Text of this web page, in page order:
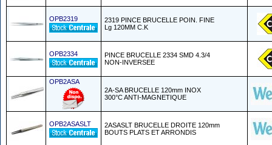
OPB2319
2319 PINCE BRUCELLE POIN. FINE
Lg 120MM C.K
OPB2334
PINCE BRUCELLE 2334 SMD 4.3/4
NON-INVERSEE
OPB2ASA
2A-SA BRUCELLE 120mm INOX
300°C ANTI-MAGNETIQUE
OPB2ASASLT
2ASASLT BRUCELLE DROITE 120mm
BOUTS PLATS ET ARRONDIS